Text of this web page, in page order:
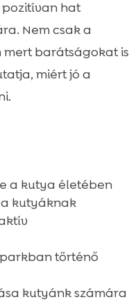
előnyei
az aktív
amelyeket
tevékenységek
Tippek és
a sportos kutyák
hat
Nem csak a
mert barátságokat is
miért jó a
a kutya életében
kutyáknak
történő
kutyánk számára